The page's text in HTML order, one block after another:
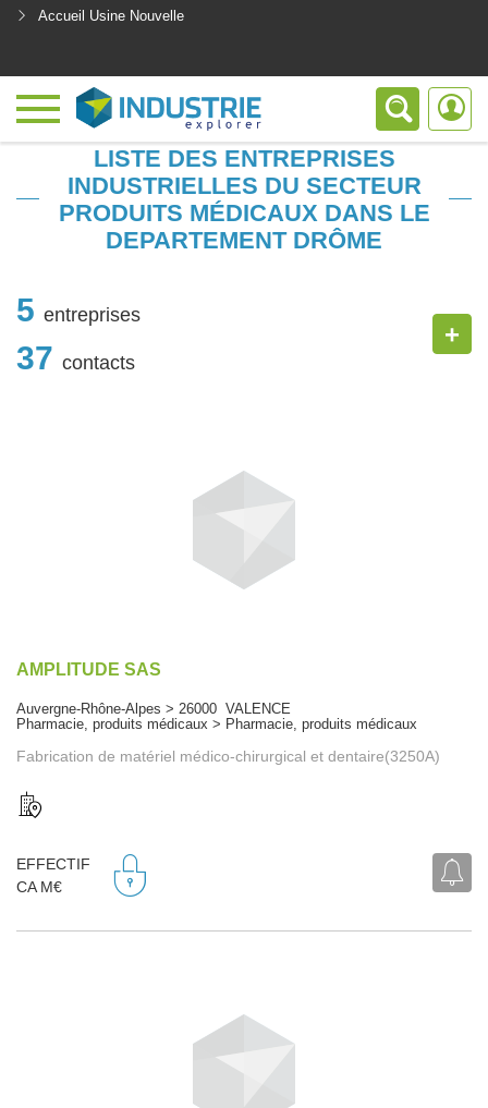
Accueil Usine Nouvelle
LISTE DES ENTREPRISES
INDUSTRIELLES DU SECTEUR
PRODUITS MÉDICAUX DANS LE
DEPARTEMENT DRÔME
5 entreprises
37 contacts
+
AMPLITUDE SAS
Auvergne-Rhône-Alpes > 26000 VALENCE
Pharmacie, produits médicaux > Pharmacie, produits médicaux
Fabrication de matériel médico-chirurgical et dentaire(3250A)
EFFECTIF
CA M€